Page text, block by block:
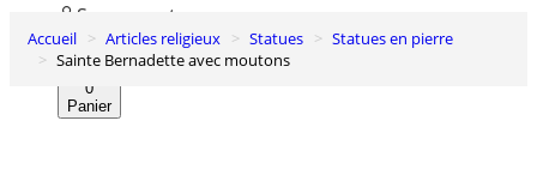
Se connecter
Liste des envies
0
Panier
Accueil Articles religieux Statues
Statues en pierre
Sainte Bernadette avec moutons